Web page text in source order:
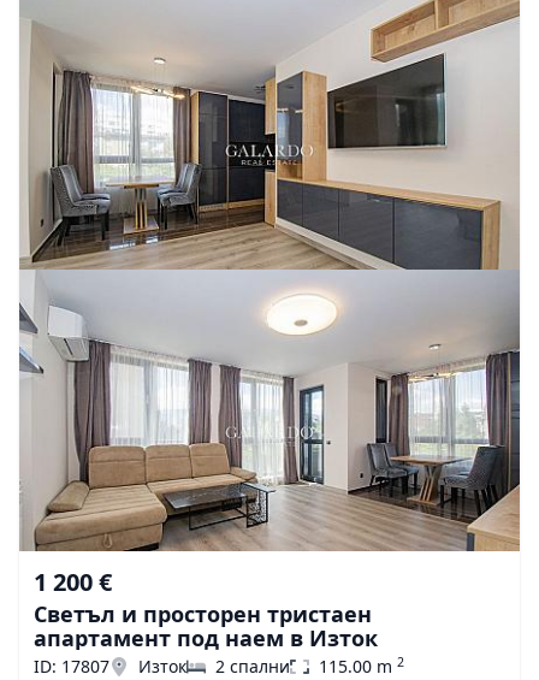
1 200 €
Светъл и просторен тристаен
апартамент под наем в Изток
ID: 17807 Изток 2 спални 115.00 m 2